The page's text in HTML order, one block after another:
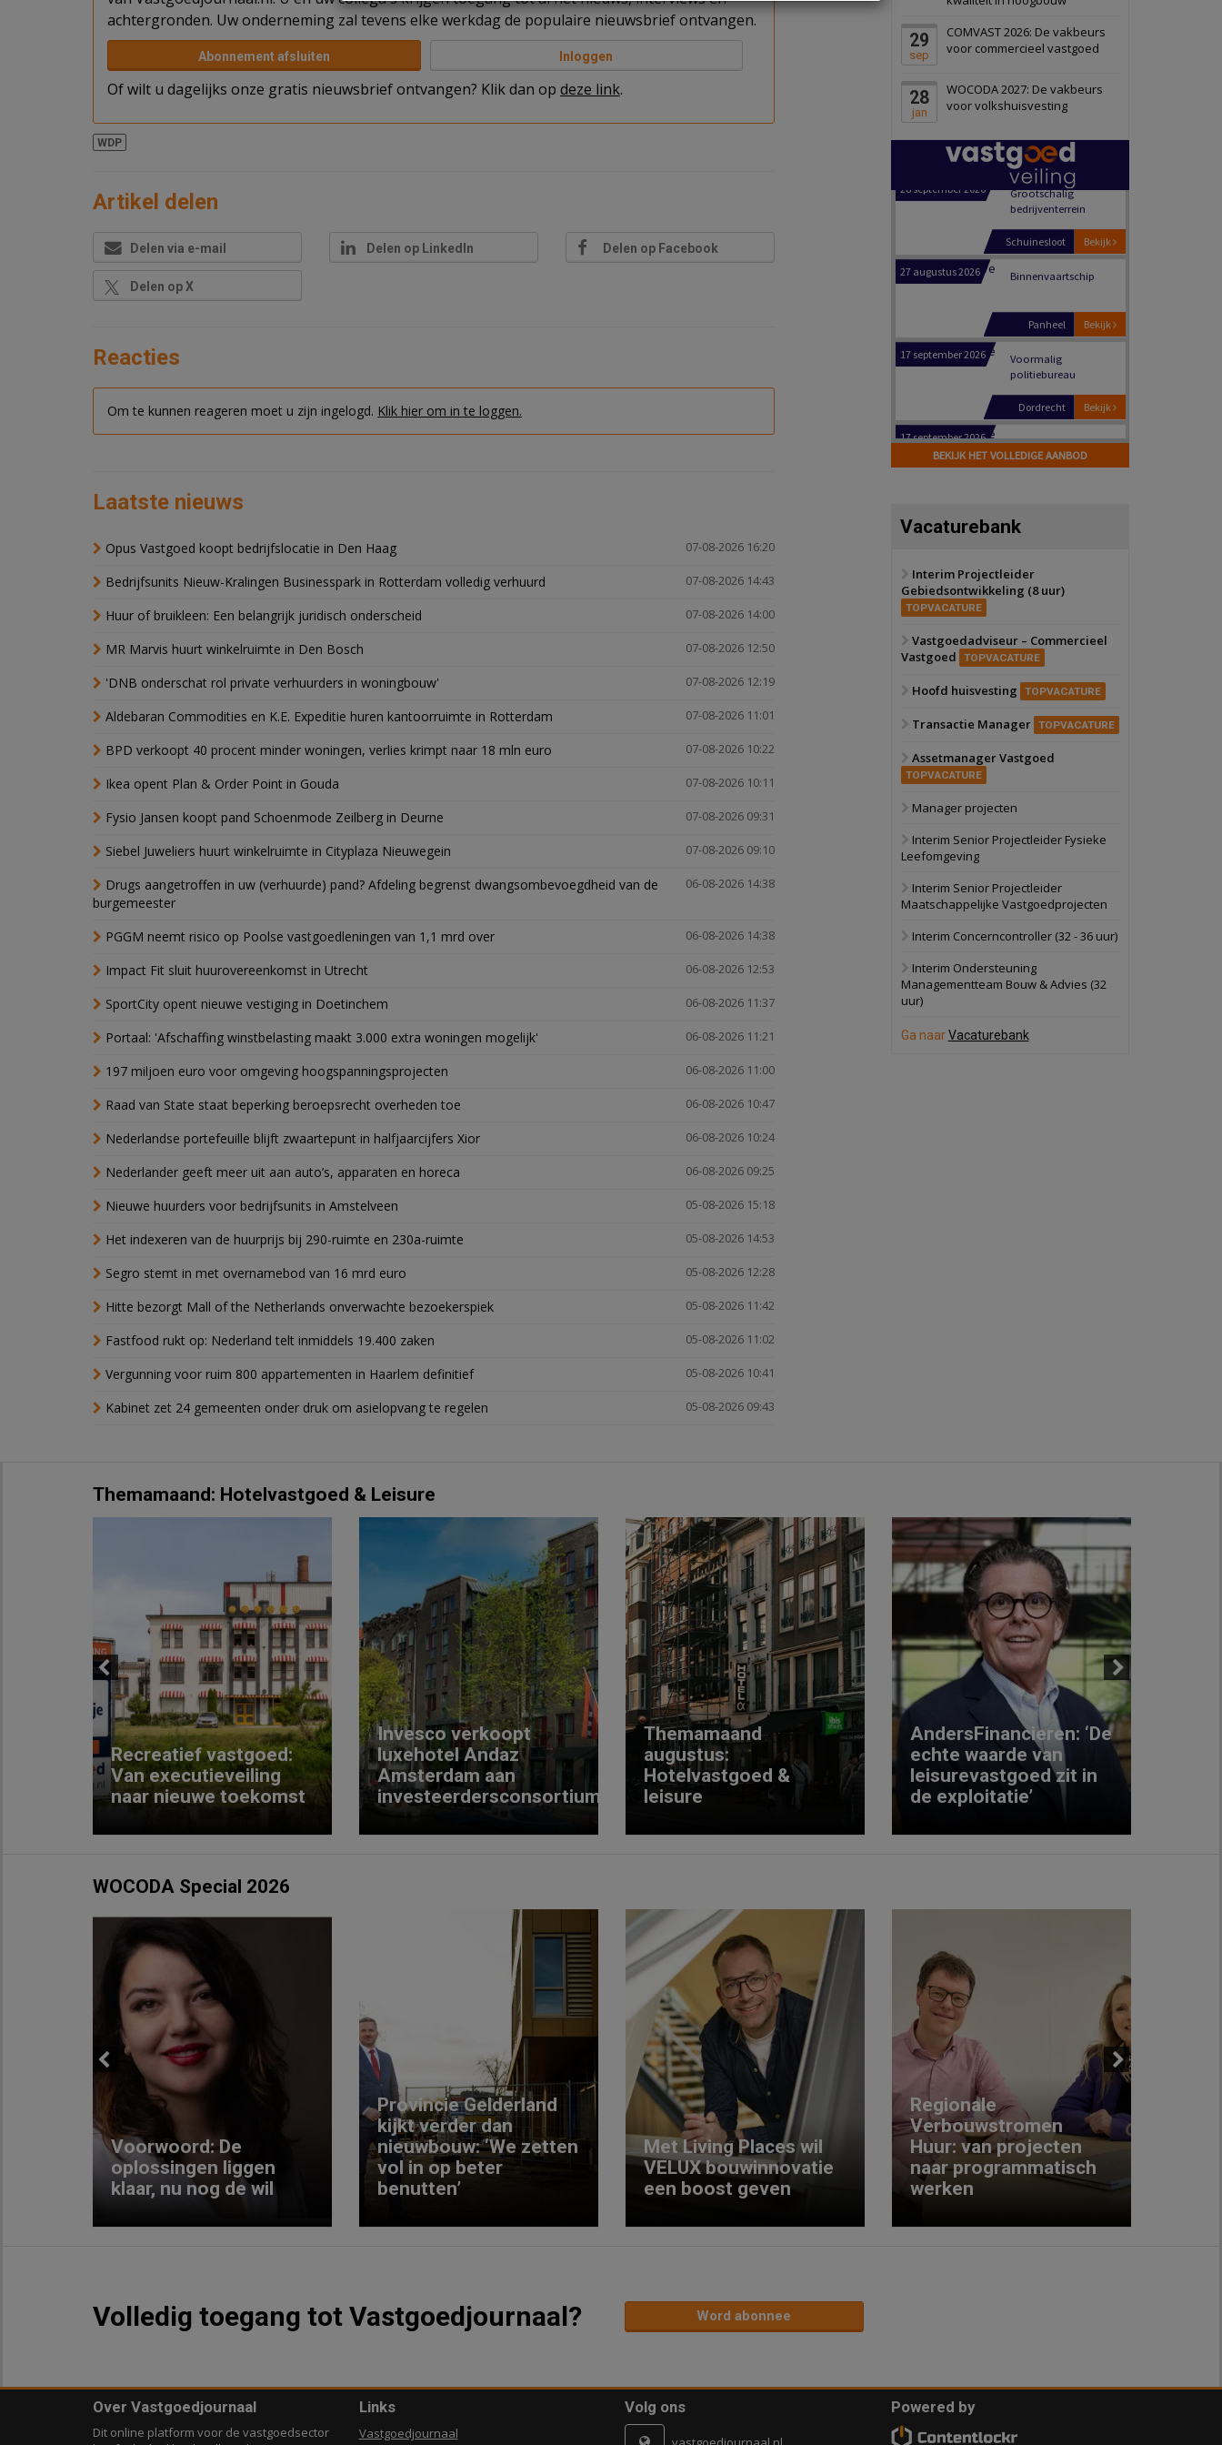
achtergronden. Uw onderneming zal tevens elke werkdag de populaire nieuwsbrief ontvangen.
Abonnement afsluiten Inloggen
Of wilt u dagelijks onze gratis nieuwsbrief ontvangen? Klik dan op deze link.
WDP
Artikel delen
Delen via e-mail Delen op LinkedIn Delen op Facebook
Delen op X
Reacties
Om te kunnen reageren moet u zijn ingelogd. Klik hier om in te loggen.
Laatste nieuws
07-08-2026 16:20
Opus Vastgoed koopt bedrijfslocatie in Den Haag
07-08-2026 14:43
Bedrijfsunits Nieuw-Kralingen Businesspark in Rotterdam volledig verhuurd
07-08-2026 14:00
Huur of bruikleen: Een belangrijk juridisch onderscheid
07-08-2026 12:50
MR Marvis huurt winkelruimte in Den Bosch
07-08-2026 12:19
'DNB onderschat rol private verhuurders in woningbouw'
07-08-2026 11:01
Aldebaran Commodities en K.E. Expeditie huren kantoorruimte in Rotterdam
07-08-2026 10:22
BPD verkoopt 40 procent minder woningen, verlies krimpt naar 18 mln euro
07-08-2026 10:11
Ikea opent Plan & Order Point in Gouda
07-08-2026 09:31
Fysio Jansen koopt pand Schoenmode Zeilberg in Deurne
07-08-2026 09:10
Siebel Juweliers huurt winkelruimte in Cityplaza Nieuwegein
06-08-2026 14:38
Drugs aangetroffen in uw (verhuurde) pand? Afdeling begrenst dwangsombevoegdheid van de
burgemeester
06-08-2026 14:38
PGGM neemt risico op Poolse vastgoedleningen van 1,1 mrd over
06-08-2026 12:53
Impact Fit sluit huurovereenkomst in Utrecht
06-08-2026 11:37
SportCity opent nieuwe vestiging in Doetinchem
06-08-2026 11:21
Portaal: 'Afschaffing winstbelasting maakt 3.000 extra woningen mogelijk'
06-08-2026 11:00
197 miljoen euro voor omgeving hoogspanningsprojecten
06-08-2026 10:47
Raad van State staat beperking beroepsrecht overheden toe
06-08-2026 10:24
Nederlandse portefeuille blijft zwaartepunt in halfjaarcijfers Xior
06-08-2026 09:25
Nederlander geeft meer uit aan auto’s, apparaten en horeca
05-08-2026 15:18
Nieuwe huurders voor bedrijfsunits in Amstelveen
05-08-2026 14:53
Het indexeren van de huurprijs bij 290-ruimte en 230a-ruimte
05-08-2026 12:28
Segro stemt in met overnamebod van 16 mrd euro
05-08-2026 11:42
Hitte bezorgt Mall of the Netherlands onverwachte bezoekerspiek
05-08-2026 11:02
Fastfood rukt op: Nederland telt inmiddels 19.400 zaken
05-08-2026 10:41
Vergunning voor ruim 800 appartementen in Haarlem definitief
05-08-2026 09:43
Kabinet zet 24 gemeenten onder druk om asielopvang te regelen
29
sep
COMVAST 2026: De vakbeurs
voor commercieel vastgoed
28
jan
WOCODA 2027: De vakbeurs
voor volkshuisvesting
Schiedam
22 september 2026 Attractiepark
Bekijk
Oranje
28 september 2026
bedrijventerrein
Schuinesloot
Binnenvaartschip
politiebureau
Voormalig
politiebureau
17 september 2026
Voormalig
Zwanenburg
6 oktober 2026
Oranje
28 september 2026
bedrijventerrein
Bekijk
Schuinesloot
politiebureau
17 september 2026
Voormalig
BEKIJK HET VOLLEDIGE AANBOD
Vacaturebank
Interim Projectleider
Gebiedsontwikkeling (8 uur)
TOPVACATURE
Vastgoedadviseur – Commercieel
Vastgoed
TOPVACATURE
Hoofd huisvesting TOPVACATURE
Transactie Manager TOPVACATURE
Assetmanager Vastgoed
TOPVACATURE
Manager projecten
Interim Senior Projectleider Fysieke
Leefomgeving
Interim Senior Projectleider
Maatschappelijke Vastgoedprojecten
Interim Concerncontroller (32 - 36 uur)
Interim Ondersteuning
Managementteam Bouw & Advies (32
uur)
Ga naarVacaturebank
Themamaand: Hotelvastgoed & Leisure
Previous
Recreatief vastgoed:
Van executieveiling
naar nieuwe toekomst
Invesco verkoopt
luxehotel Andaz
Amsterdam aan
investeerdersconsortium
Themamaand
augustus:
Hotelvastgoed &
leisure
AndersFinancieren: ‘De
echte waarde van
leisurevastgoed zit in
de exploitatie’
Next
WOCODA Special 2026
Previous
Voorwoord: De
oplossingen liggen
klaar, nu nog de wil
Provincie Gelderland
kijkt verder dan
nieuwbouw: ‘We zetten
vol in op beter
benutten’
Met Living Places wil
VELUX bouwinnovatie
een boost geven
Regionale
Verbouwstromen
Huur: van projecten
naar programmatisch
werken
Next
Volledig toegang tot Vastgoedjournaal? Word abonnee
Over Vastgoedjournaal
Dit online platform voor de vastgoedsector
Links
Vastgoedjournaal
Volg ons Powered by